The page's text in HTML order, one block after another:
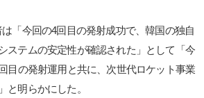
「今回の4回目の発射成功で、韓国の独自
ステムの安定性が確認された」として「今
目の発射運用と共に、次世代ロケット事業
と明らかにした。